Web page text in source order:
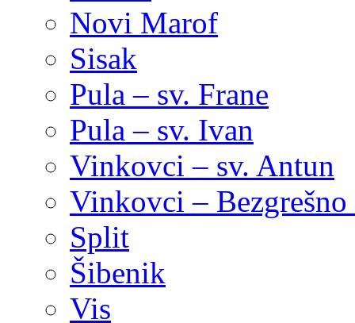
Novi Marof
Sisak
Pula – sv. Frane
Pula – sv. Ivan
Vinkovci – sv. Antun
Vinkovci –
Split
Šibenik
Vis